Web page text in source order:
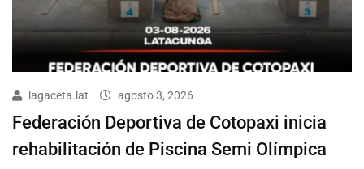
lagaceta.lat agosto 3, 2026
Federación Deportiva de Cotopaxi inicia
rehabilitación de Piscina Semi Olímpica